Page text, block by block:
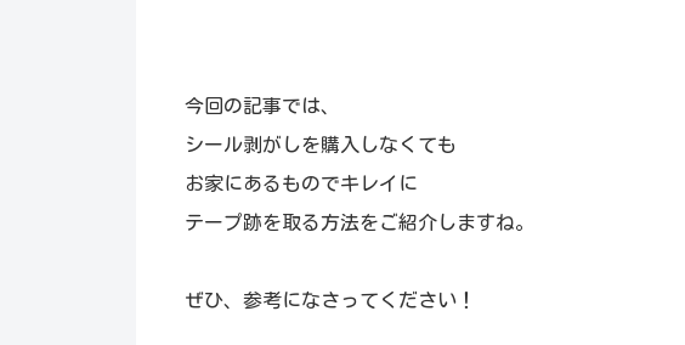
今回の記事では、
シール剥がしを購入しなくても
お家にあるものでキレイに
テープ跡を取る方法をご紹介しますね。
ぜひ、参考になさってください！